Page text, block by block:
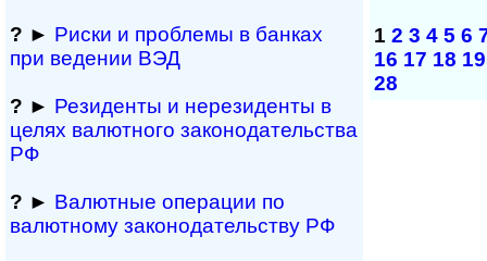
? ► Риски и проблемы в банках
при ведении ВЭД
? ► Резиденты и не­ре­зи­ден­ты в
целях валютного за­ко­но­да­тель­ст­ва
РФ
? ► Валютные операции по
валютному за­ко­но­да­тель­ст­ву РФ
1 2 3 4 5 6
16 17 18 19
28